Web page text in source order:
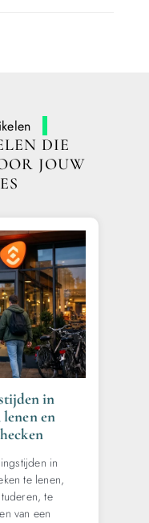
DIE
JOUW
in
en
in
te lenen,
te
van een